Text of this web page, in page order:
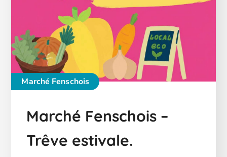
Marché Fenschois
Marché Fenschois –
Trêve estivale.